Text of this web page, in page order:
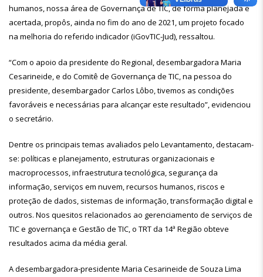
humanos, nossa área de Governança de TIC, de forma planejada e
acertada, propôs, ainda no fim do ano de 2021, um projeto focado
na melhoria do referido indicador (iGovTIC-Jud), ressaltou.
“Com o apoio da presidente do Regional, desembargadora Maria
Cesarineide, e do Comitê de Governança de TIC, na pessoa do
presidente, desembargador Carlos Lôbo, tivemos as condições
favoráveis e necessárias para alcançar este resultado”, evidenciou
o secretário.
Dentre os principais temas avaliados pelo Levantamento, destacam-
se: políticas e planejamento, estruturas organizacionais e
macroprocessos, infraestrutura tecnológica, segurança da
informação, serviços em nuvem, recursos humanos, riscos e
proteção de dados, sistemas de informação, transformação digital e
outros. Nos quesitos relacionados ao gerenciamento de serviços de
TIC e governança e Gestão de TIC, o TRT da 14ª Região obteve
resultados acima da média geral.
A desembargadora-presidente Maria Cesarineide de Souza Lima